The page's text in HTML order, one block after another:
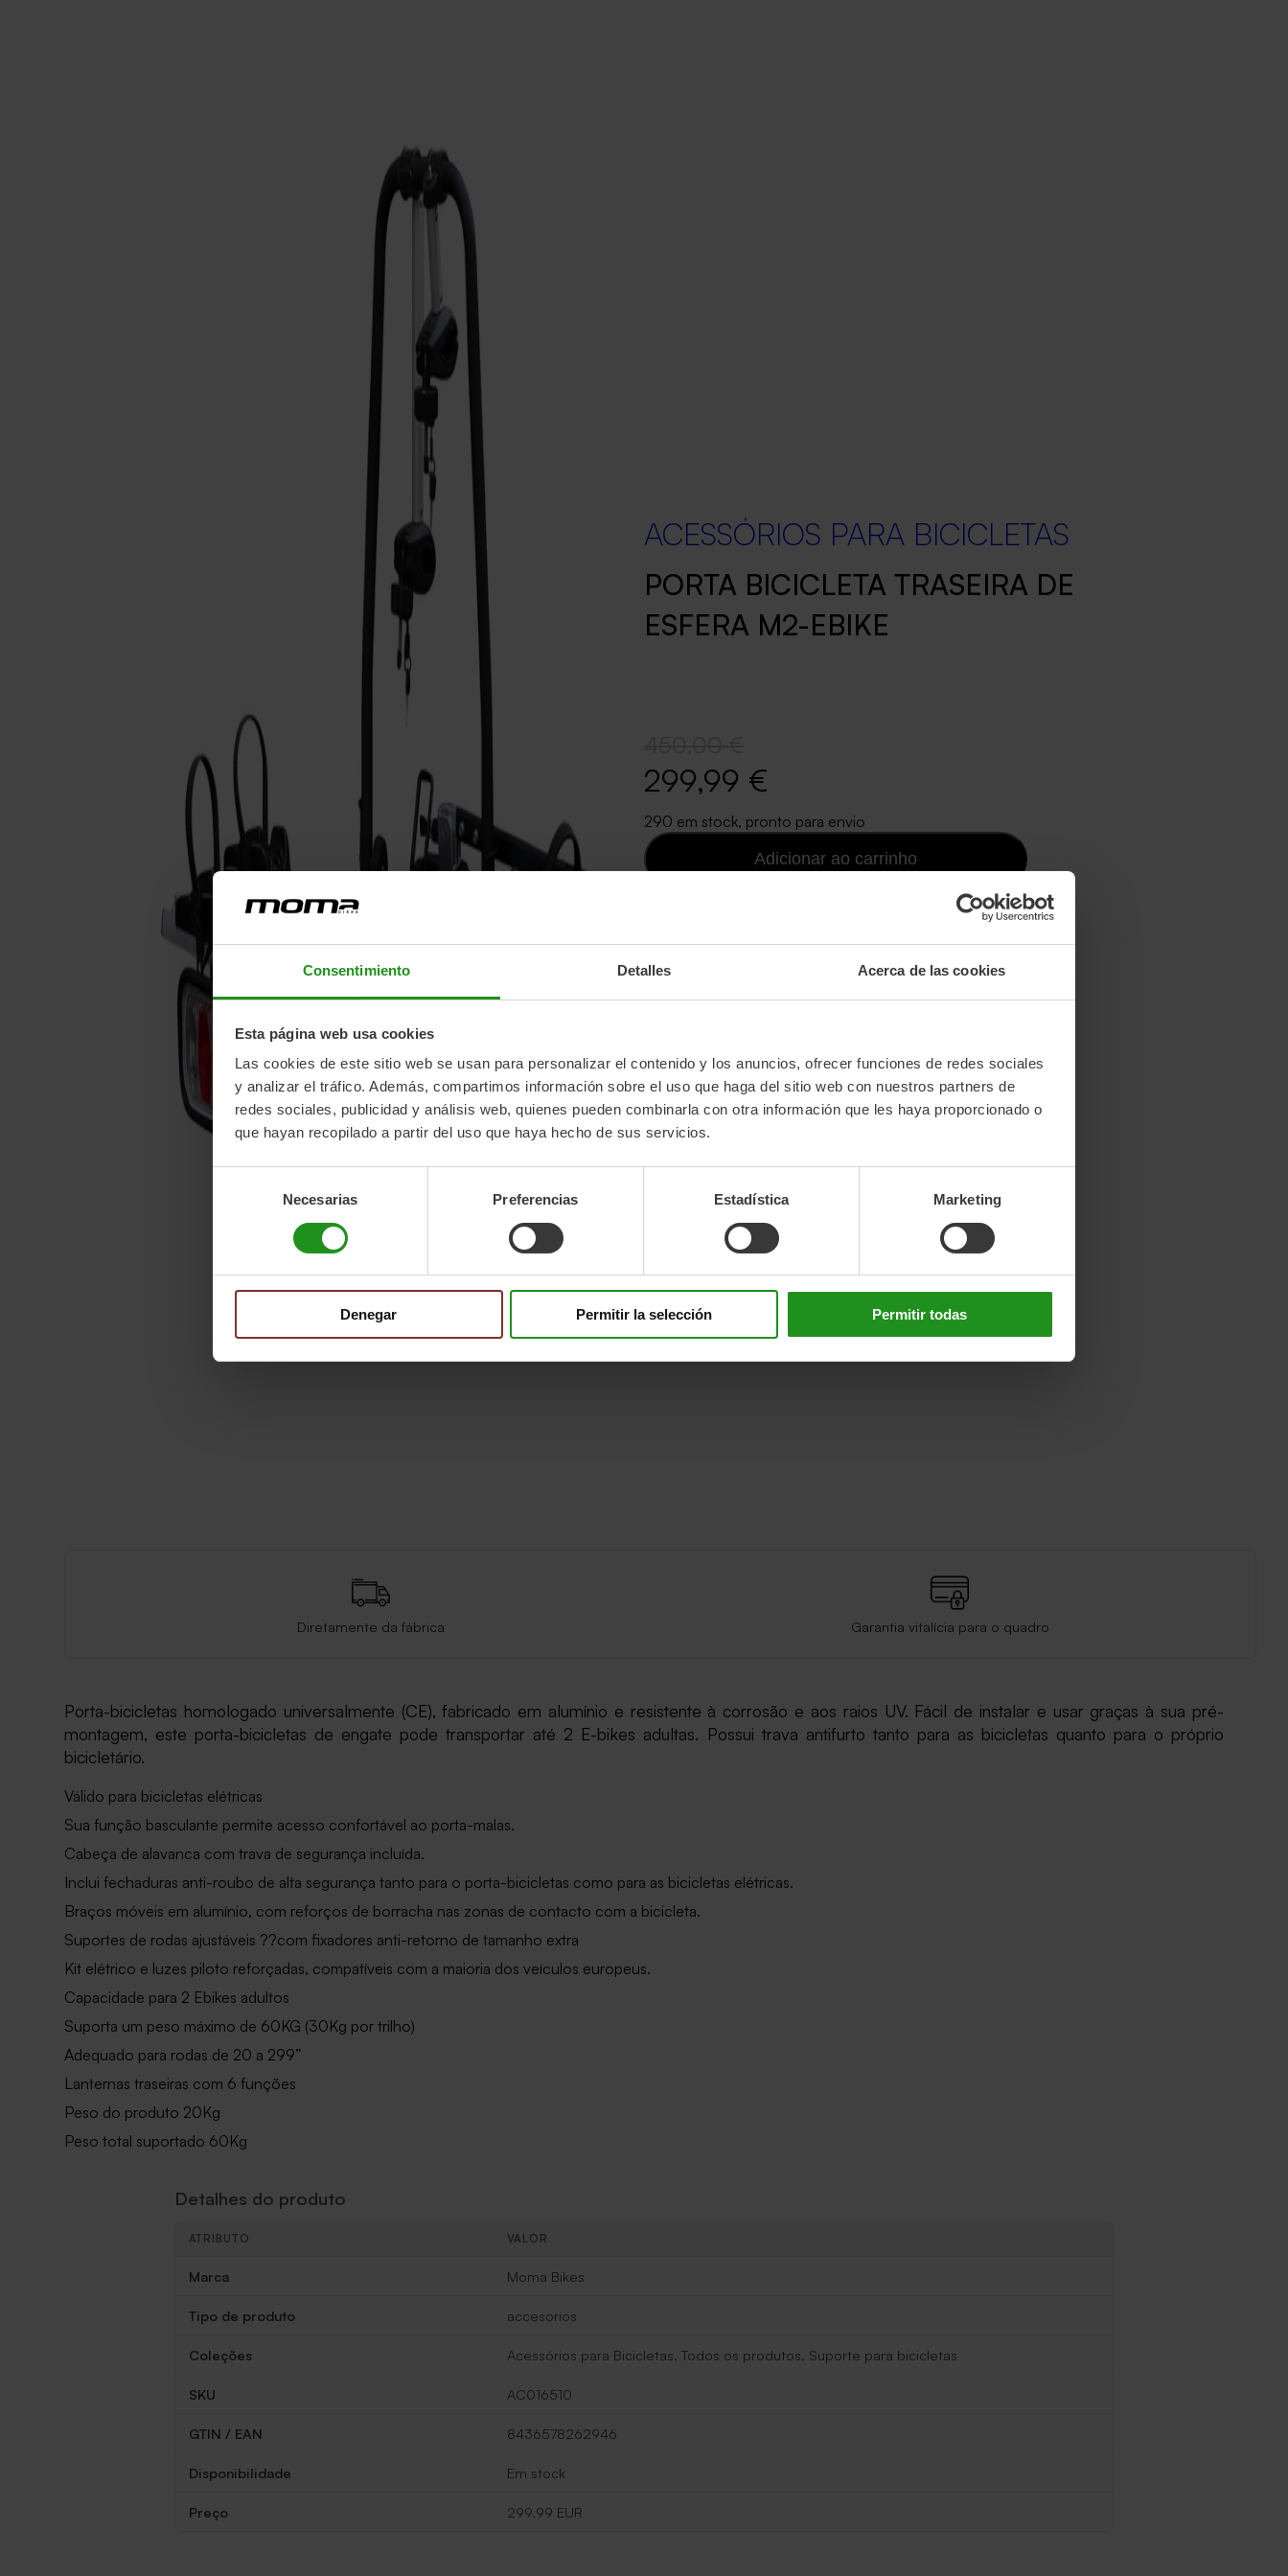
Consentimiento Detalles Acerca de las cookies
Esta página web usa cookies
Las cookies de este sitio web se usan para personalizar el contenido y los anuncios, ofrecer funciones de redes sociales
y analizar el tráfico. Además, compartimos información sobre el uso que haga del sitio web con nuestros partners de
redes sociales, publicidad y análisis web, quienes pueden combinarla con otra información que les haya proporcionado o
que hayan recopilado a partir del uso que haya hecho de sus servicios.
consentimiento
Necesarias Preferencias Estadística Marketing
Denegar Permitir la selección Permitir todas
ACESSÓRIOS PARA BICICLETAS
PORTA BICICLETA TRASEIRA DE
ESFERA M2-EBIKE
299,99 €
290 em stock, pronto para envio
Adicionar ao carrinho
Diretamente da fábrica Garantia vitalícia para o quadro
Porta-bicicletas homologado universalmente (CE), fabricado em alumínio e resistente à corrosão e aos raios UV. Fácil de instalar e usar graças à sua pré-
montagem, este porta-bicicletas de engate pode transportar até 2 E-bikes adultas. Possui trava antifurto tanto para as bicicletas quanto para o próprio
bicicletário.
Válido para bicicletas elétricas
Sua função basculante permite acesso confortável ao porta-malas.
Cabeça de alavanca com trava de segurança incluída.
Inclui fechaduras anti-roubo de alta segurança tanto para o porta-bicicletas como para as bicicletas elétricas.
Braços móveis em alumínio, com reforços de borracha nas zonas de contacto com a bicicleta.
Suportes de rodas ajustáveis ??com fixadores anti-retorno de tamanho extra
Kit elétrico e luzes piloto reforçadas, compatíveis com a maioria dos veículos europeus.
Capacidade para 2 Ebikes adultos
Suporta um peso máximo de 60KG (30Kg por trilho)
Adequado para rodas de 20 a 299”
Lanternas traseiras com 6 funções
Peso do produto 20Kg
Peso total suportado 60Kg
Detalhes do produto
ATRIBUTO VALOR
Marca Moma Bikes
Tipo de produto accesorios
Coleções Acessórios para Bicicletas, Todos os produtos, Suporte para bicicletas
SKU AC016510
GTIN / EAN 8436578262946
Disponibilidade Em stock
Preço 299.99 EUR